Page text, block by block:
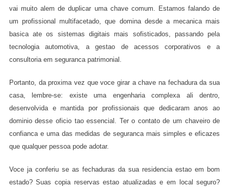
vai muito alem de duplicar uma chave comum. Estamos falando de
um profissional multifacetado, que domina desde a mecanica mais
basica ate os sistemas digitais mais sofisticados, passando pela
tecnologia automotiva, a gestao de acessos corporativos e a
consultoria em seguranca patrimonial.
Portanto, da proxima vez que voce girar a chave na fechadura da sua
casa, lembre-se: existe uma engenharia complexa ali dentro,
desenvolvida e mantida por profissionais que dedicaram anos ao
dominio desse oficio tao essencial. Ter o contato de um chaveiro de
confianca e uma das medidas de seguranca mais simples e eficazes
que qualquer pessoa pode adotar.
Voce ja conferiu se as fechaduras da sua residencia estao em bom
estado? Suas copia reservas estao atualizadas e em local seguro?